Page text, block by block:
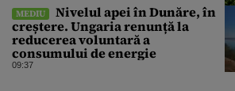
MEDIU
Nivelul apei în Dunăre, în
creștere. Ungaria renunță la
reducerea voluntară a
consumului de energie
09:37